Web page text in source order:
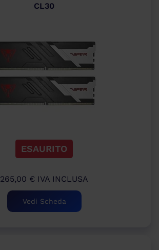
CL30
ESAURITO
265,00 € IVA INCLUSA
Vedi Scheda